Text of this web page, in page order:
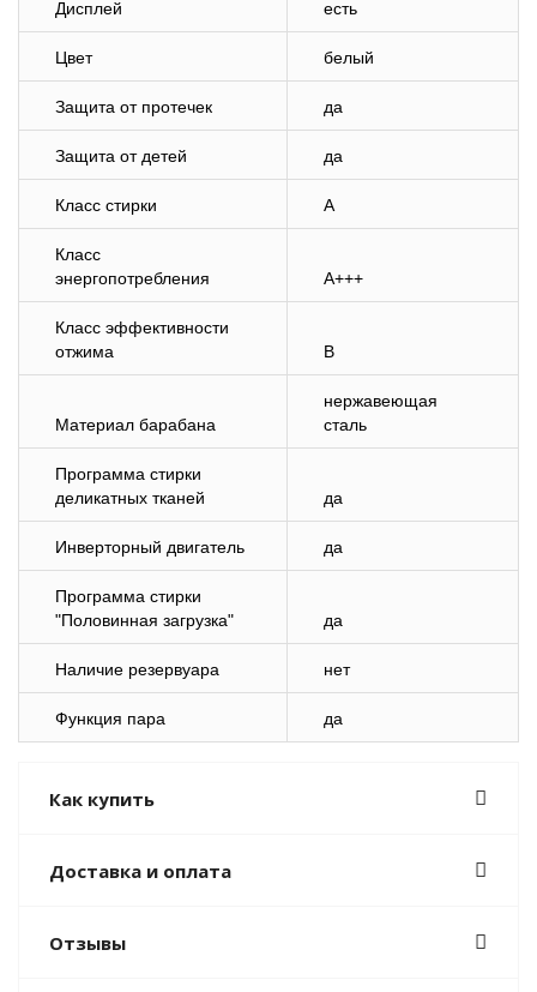
Дисплей есть
Цвет белый
Защита от протечек да
Защита от детей да
Класс стирки A
Класс
энергопотребления
A+++
Класс эффективности
отжима
B
Материал барабана
нержавеющая
сталь
Программа стирки
деликатных тканей
да
Инверторный двигатель да
Программа стирки
"Половинная загрузка"
да
Наличие резервуара нет
Функция пара да
Как купить
Доставка и оплата
Отзывы